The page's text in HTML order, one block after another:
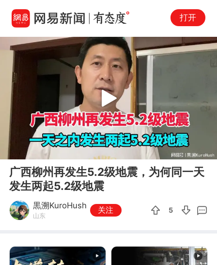
打开
00:00 01:21
Play
广西柳州再发生5.2级地震，为何同一天
发生两起5.2级地震
黒溯KuroHush
山东
关注 5